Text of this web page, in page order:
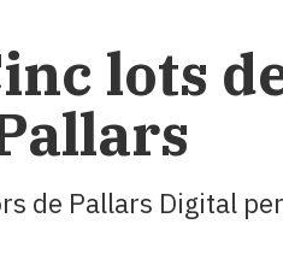
lots
de Pallars Digital